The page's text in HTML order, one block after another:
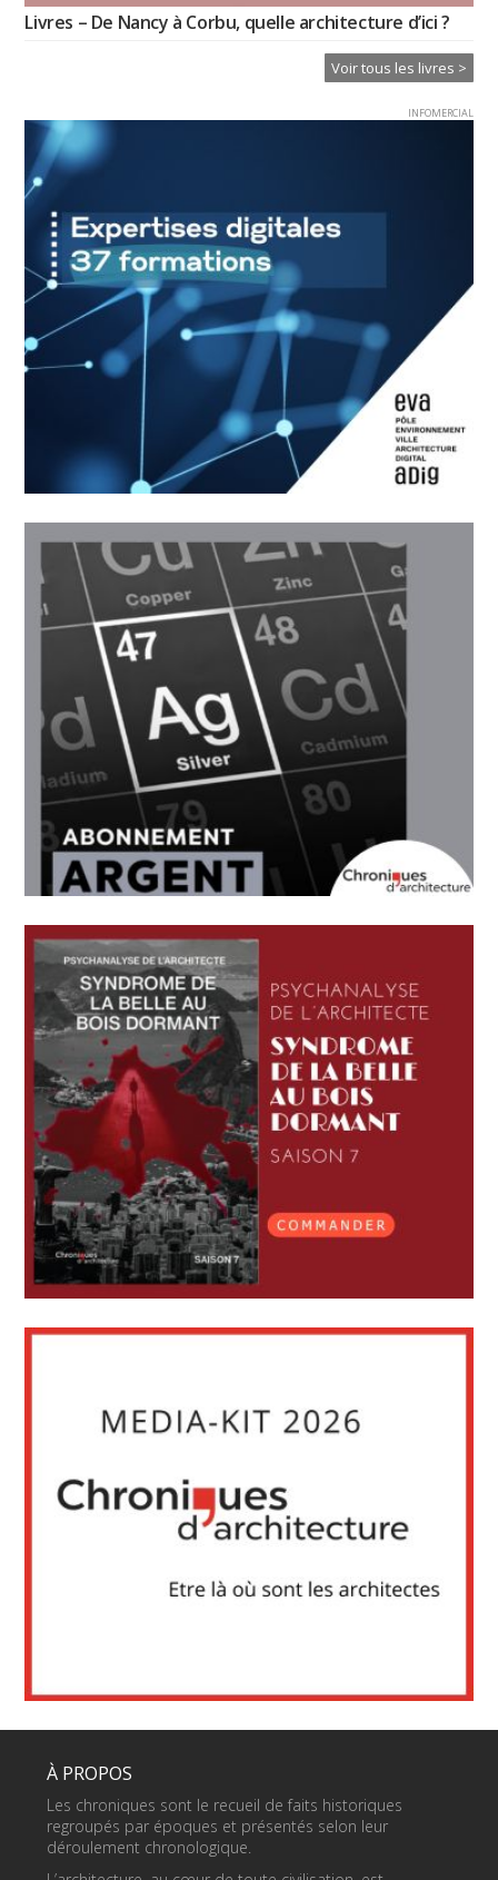
Livres – De Nancy à Corbu, quelle architecture d’ici ?
Voir tous les livres >
INFOMERCIAL
À PROPOS
Les chroniques sont le recueil de faits historiques
regroupés par époques et présentés selon leur
déroulement chronologique.